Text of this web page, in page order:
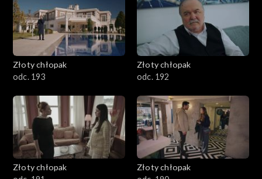
Złoty chłopak
odc. 193
Złoty chłopak
odc. 192
Złoty chłopak
Złoty chłopak